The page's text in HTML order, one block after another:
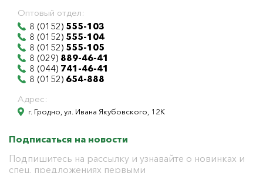
Оптовый отдел:
8 (0152) 555-103
8 (0152) 555-104
8 (0152) 555-105
8 (029) 889-46-41
8 (044) 741-46-41
8 (0152) 654-888
Адрес:
г. Гродно, ул. Ивана Якубовского, 12К
Подписаться на новости
Подпишитесь на рассылку и узнавайте о новинках и
спец. предложениях первыми